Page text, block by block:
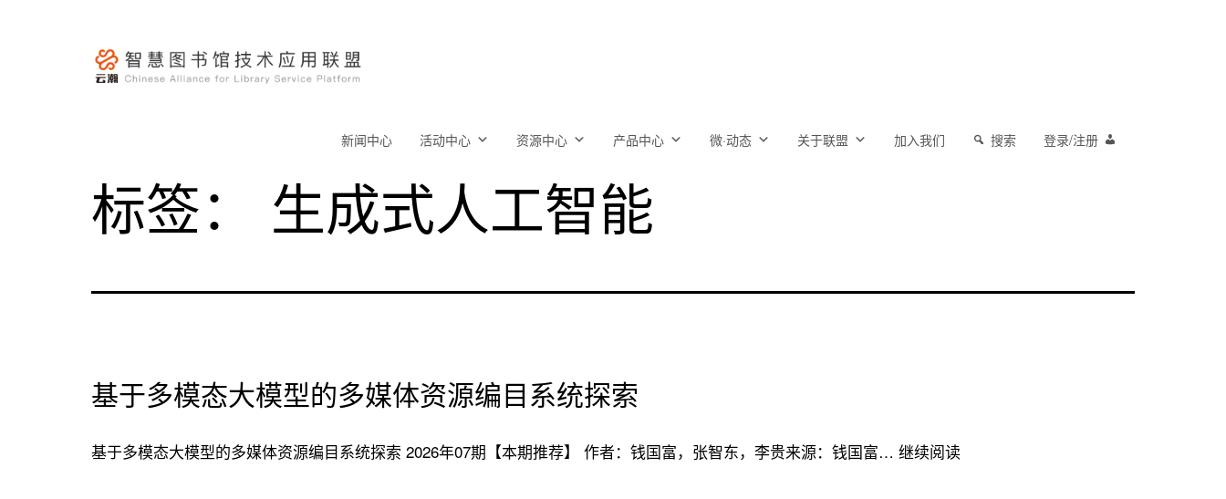
盟-
智
慧
书
应
联
新闻中心 活动中心 资源中心 产品中心 微·动态 关于联盟 加入我们 搜索 登录/注册
标签： 生成式人工智能
基于多模态大模型的多媒体资源编目系统探索
基于多模态大模型的多媒体资源编目系统探索 2026年07期【本期推荐】 作者：钱国富，张智东，李贵来源：钱国富… 继续阅读